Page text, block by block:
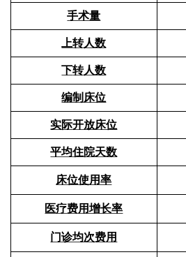
手术量
上转人数
下转人数
编制床位
实际开放床位
平均住院天数
床位使用率
医疗费用增长率
门诊均次费用